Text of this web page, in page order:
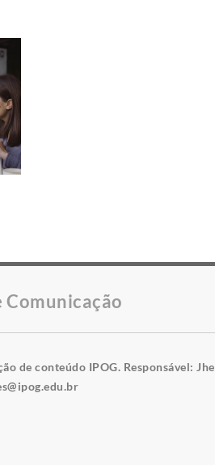
Comunicação
de conteúdo IPOG. Responsável: